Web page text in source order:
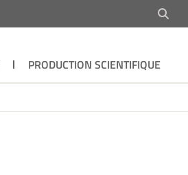
PRODUCTION SCIENTIFIQUE